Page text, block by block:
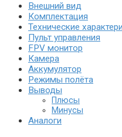
Внешний вид
Комплектация
Технические
Пульт управления
FPV монитор
Камера
Аккумулятор
Режимы полёта
Выводы
Плюсы
Минусы
Аналоги